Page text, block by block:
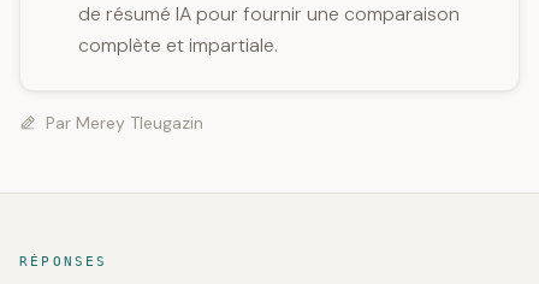
de résumé IA pour fournir une comparaison
complète et impartiale.
Par Merey Tleugazin
RÉPONSES